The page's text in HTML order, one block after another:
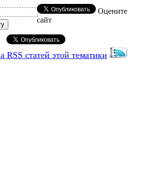
Оцените
сайт
RSS статей этой тематики